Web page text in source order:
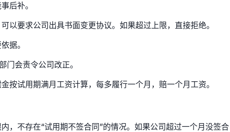
后补。
要求公司出具书面变更协议。如果超过上限，直接拒绝。
据。
会责令公司改正。
试用期满月工资计算，每多履行一个月，赔一个月工资。
，不存在“试用期不签合同”的情况。如果公司超过一个月没签合